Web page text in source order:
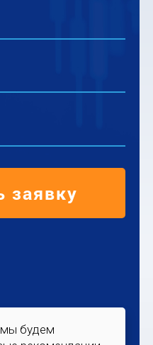
заявку
мы будем